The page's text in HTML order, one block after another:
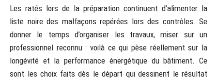
Les ratés lors de la préparation continuent d’alimenter la
liste noire des malfaçons repérées lors des contrôles. Se
donner le temps d’organiser les travaux, miser sur un
professionnel reconnu : voilà ce qui pèse réellement sur la
longévité et la performance énergétique du bâtiment. Ce
sont les choix faits dès le départ qui dessinent le résultat